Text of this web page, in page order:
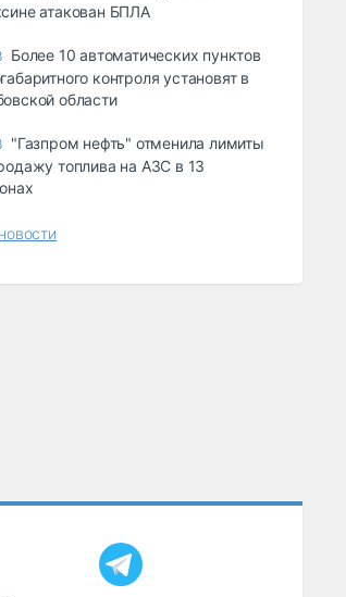
атакован БПЛА
Более 10 автоматических пунктов
контроля установят в
области
"Газпром нефть" отменила лимиты
топлива на АЗС в 13